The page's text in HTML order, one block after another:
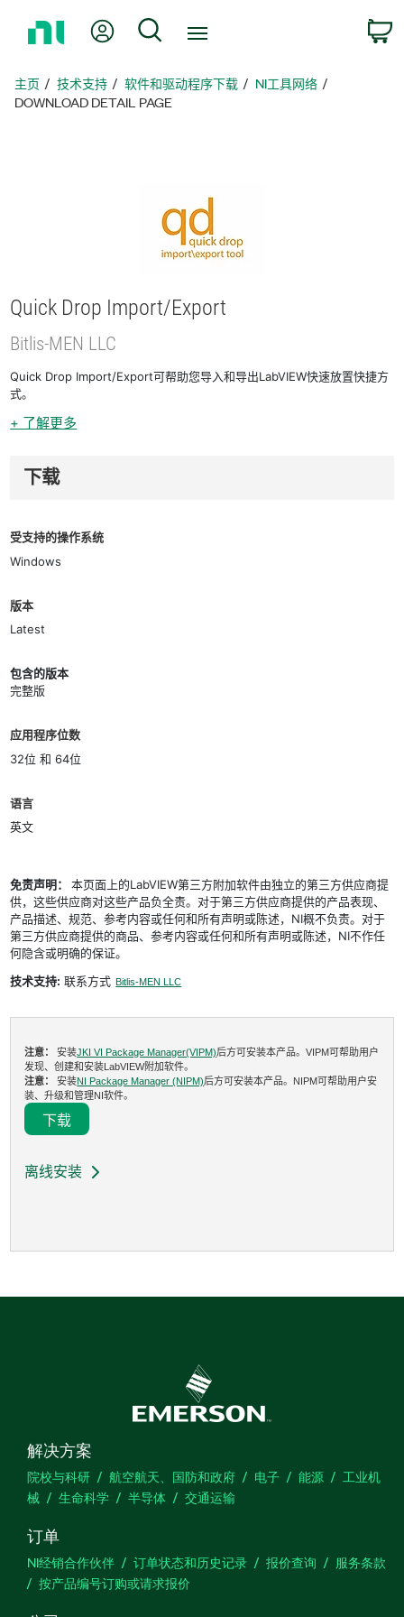
页
我的账户 搜索
主页 技术支持 软件和驱动程序下载
NI工具网络
DOWNLOAD DETAIL PAGE
Quick Drop Import/Export
Bitlis-MEN LLC
Quick Drop Import/Export可帮助您导入和导出LabVIEW快速放置快捷方
式。
+ 了解更多
下载
受支持的操作系统
Windows
版本
Latest
包含的版本
完整版
应用程序位数
32位 和 64位
语言
英文
免责声明：本页面上的LabVIEW第三方附加软件由独立的第三方供应商提
供，这些供应商对这些产品负全责。对于第三方供应商提供的产品表现、
产品描述、规范、参考内容或任何和所有声明或陈述，NI概不负责。对于
第三方供应商提供的商品、参考内容或任何和所有声明或陈述，NI不作任
何隐含或明确的保证。
技术支持: 联系方式 Bitlis-MEN LLC
注意：安装JKI VI Package Manager(VIPM)后方可安装本产品。VIPM可帮助用户
发现、创建和安装LabVIEW附加软件。
注意：安装NI Package Manager (NIPM)后方可安装本产品。NIPM可帮助用户安
装、升级和管理NI软件。
下载
离线安装
解决方案
院校与科研 航空航天、国防和政府 电子 能源
工业机
械
生命科学 半导体 交通运输
订单
NI经销合作伙伴 订单状态和历史记录 报价查询
服务条款
按产品编号订购或请求报价